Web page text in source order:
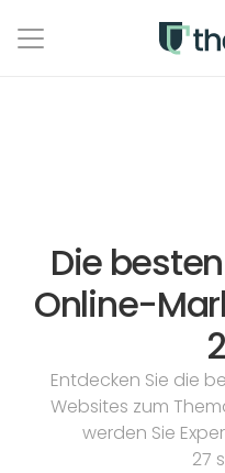
Die
Online-
Entdecken Sie die
Websites zum
werden Sie
27